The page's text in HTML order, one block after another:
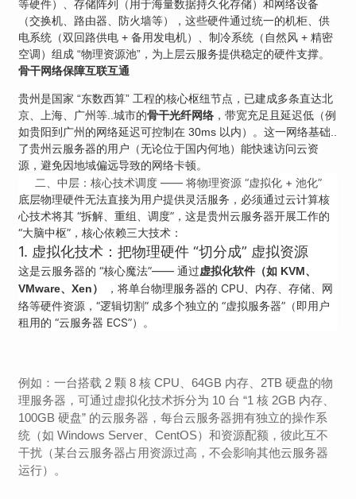
等硬件）、存储阵列（用于海量数据持久化存储）和网络设备
（交换机、路由器、防火墙等），这些硬件通过统一的机柜、供
电系统（双回路供电 + 备用发电机）、制冷系统（自然风 + 精密
空调）组成 “物理资源池”，为上层云服务提供稳定的硬件支撑。
骨干网络保障互联互通
贵州是国家 “东数西算” 工程的核心枢纽节点，已建成多条直达北
京、上海、广州等..城市的骨干光纤网络 ，带宽充足且延迟低（例
如贵阳到广州的网络延迟可控制在 30ms 以内）。这一网络基础..
了贵州云服务器的用户（无论位于国内何地）能快速访问云资
源，避免因地域偏远导致的网络卡顿。
二、中层：核心技术调度 —— 将物理资源 “虚拟化 + 池化”
底层物理硬件无法直接为用户提供灵活服务，必须通过云计算核
心技术将其 “拆解、重组、调度”，这是贵州云服务器开展工作的
“大脑中枢”，核心依赖三大技术：
1. 虚拟化技术：把物理硬件 “切分成” 虚拟资源
这是云服务器的 “核心魔法”—— 通过虚拟化软件（如 KVM、
VMware、Xen）
，将单台物理服务器的 CPU、内存、存储、网
络等硬件资源，“逻辑切割” 成多个独立的 “虚拟服务器”（即用户
租用的 “云服务器 ECS”）。
例如：一台搭载 2 颗 8 核 CPU、64GB 内存、2TB 硬盘的物
理服务器，可通过虚拟化技术拆分为 10 台 “1 核 2GB 内存、
100GB 硬盘” 的云服务器，每台云服务器拥有独立的操作系
统（如 Windows Server、CentOS）和资源配额，彼此互不
干扰（某台云服务器占用资源过高，不会影响其他云服务器
运行）。